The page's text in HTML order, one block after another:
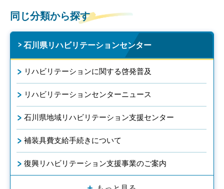
同じ分類から探す
石川県リハビリテーションセンター
リハビリテーションに関する啓発普及
リハビリテーションセンターニュース
石川県地域リハビリテーション支援センター
補装具費支給手続きについて
復興リハビリテーション支援事業のご案内